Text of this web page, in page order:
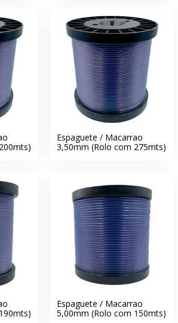
Espaguete / Macarrao
3,50mm (Rolo com 275mts)
Espaguete / Macarrao
5,00mm (Rolo com 150mts)